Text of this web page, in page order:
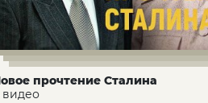
прочтение Сталина
видео